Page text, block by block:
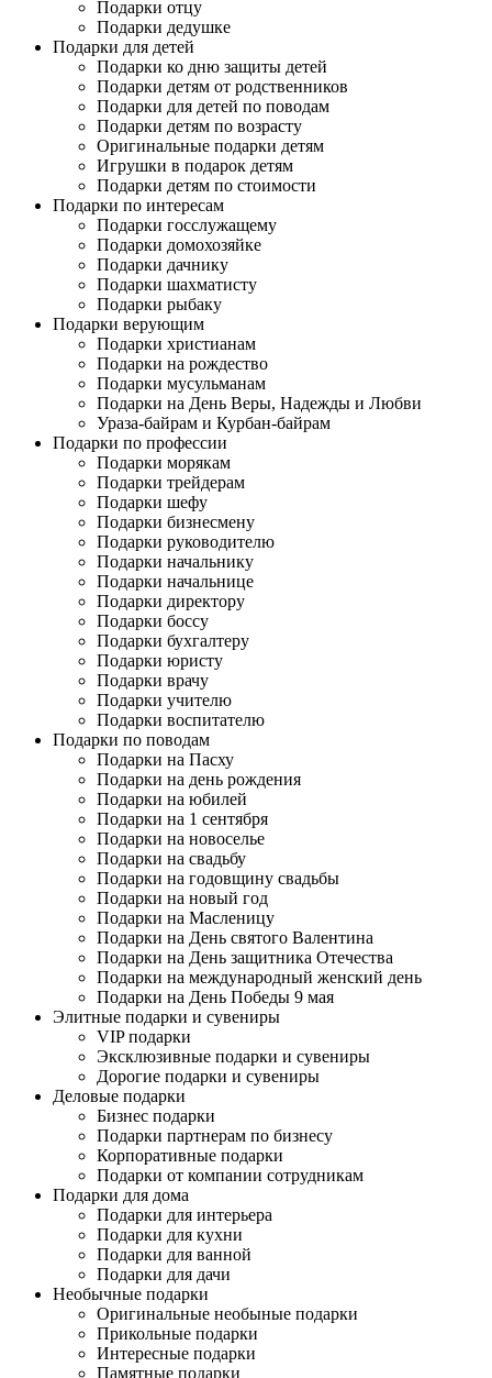
Подарки отцу
Подарки дедушке
Подарки для детей
Подарки ко дню защиты детей
Подарки детям от родственников
Подарки для детей по поводам
Подарки детям по возрасту
Оригинальные подарки детям
Игрушки в подарок детям
Подарки детям по стоимости
Подарки по интересам
Подарки госслужащему
Подарки домохозяйке
Подарки дачнику
Подарки шахматисту
Подарки рыбаку
Подарки верующим
Подарки христианам
Подарки на рождество
Подарки мусульманам
Подарки на День Веры, Надежды и Любви
Ураза-байрам и Курбан-байрам
Подарки по профессии
Подарки морякам
Подарки трейдерам
Подарки шефу
Подарки бизнесмену
Подарки руководителю
Подарки начальнику
Подарки начальнице
Подарки директору
Подарки боссу
Подарки бухгалтеру
Подарки юристу
Подарки врачу
Подарки учителю
Подарки воспитателю
Подарки по поводам
Подарки на Пасху
Подарки на день рождения
Подарки на юбилей
Подарки на 1 сентября
Подарки на новоселье
Подарки на свадьбу
Подарки на годовщину свадьбы
Подарки на новый год
Подарки на Масленицу
Подарки на День святого Валентина
Подарки на День защитника Отечества
Подарки на международный женский день
Подарки на День Победы 9 мая
Элитные подарки и сувениры
VIP подарки
Эксклюзивные подарки и сувениры
Дорогие подарки и сувениры
Деловые подарки
Бизнес подарки
Подарки партнерам по бизнесу
Корпоративные подарки
Подарки от компании сотрудникам
Подарки для дома
Подарки для интерьера
Подарки для кухни
Подарки для ванной
Подарки для дачи
Необычные подарки
Оригинальные необыные подарки
Прикольные подарки
Интересные подарки
Памятные подарки